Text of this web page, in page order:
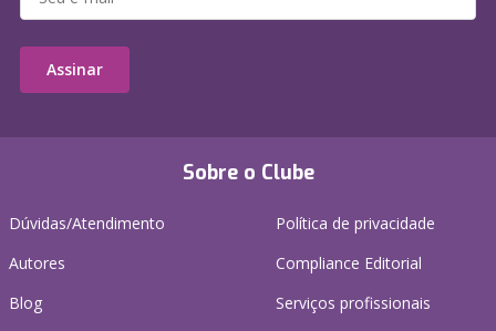
Sobre o Clube
Dúvidas/Atendimento
Autores
Blog
Política de privacidade
Compliance Editorial
Serviços profissionais
Assinar